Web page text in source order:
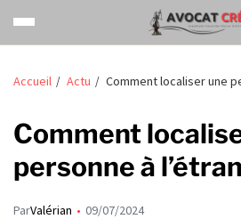
Accueil Actu Comment localiser une
Comment
personne à
ParValérian 09/07/2024